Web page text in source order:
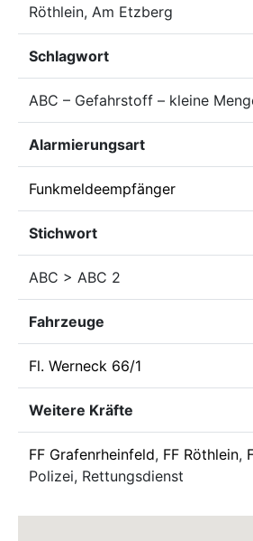
Röthlein, Am Etzberg
Schlagwort
ABC – Gefahrstoff – kleine
Alarmierungsart
Funkmeldeempfänger
Stichwort
ABC > ABC 2
Fahrzeuge
Fl. Werneck 66/1
Weitere Kräfte
FF Grafenrheinfeld, FF Röthlein,
Polizei, Rettungsdienst